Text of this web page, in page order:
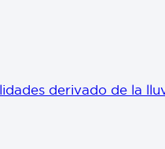
derivado de la